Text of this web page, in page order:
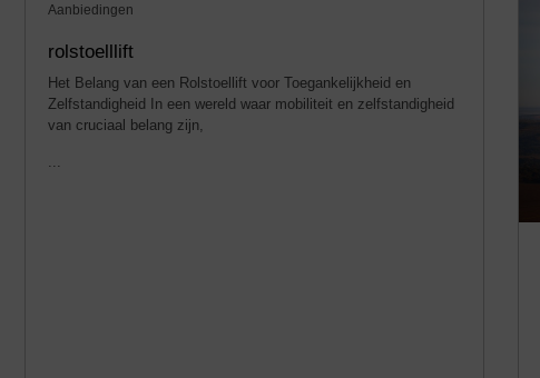
Aanbiedingen
rolstoelllift
Het Belang van een Rolstoellift voor Toegankelijkheid en
Zelfstandigheid In een wereld waar mobiliteit en zelfstandigheid
van cruciaal belang zijn,
...